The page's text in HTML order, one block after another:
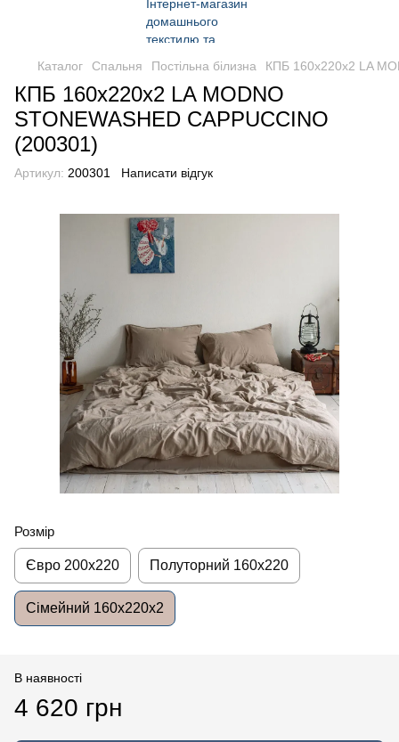
Каталог Спальня Постільна білизна КПБ 160x220x2 LA
КПБ 160x220x2 LA MODNO
STONEWASHED CAPPUCCINO
(200301)
Артикул: 200301 Написати відгук
Розмір
Євро 200x220 Полуторний 160x220
Сімейний 160x220x2
В наявності
4 620 грн